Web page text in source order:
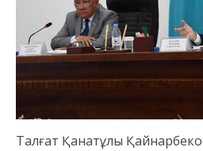
Талғат Қанатұлы